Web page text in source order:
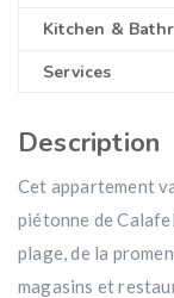
Kitchen &
Services
Description
Cet appartement
piétonne de
plage, de la
magasins et